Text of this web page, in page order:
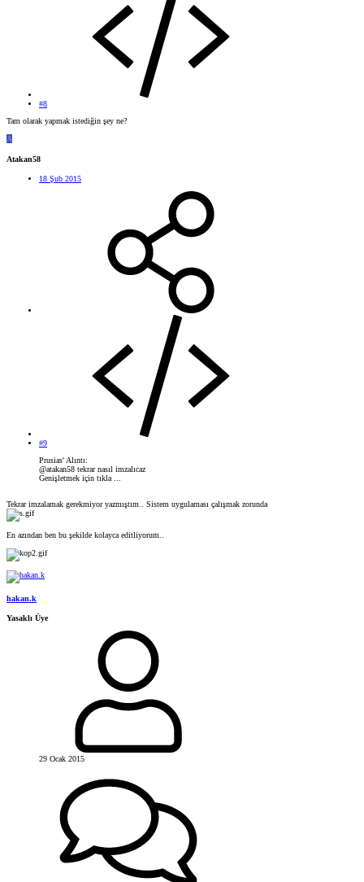
#8
Tam olarak yapmak istediğin şey ne?
A
Atakan58
18 Şub 2015
#9
Prusias' Alıntı:
@atakan58 tekrar nasıl imzalıcaz
Genişletmek için tıkla ...
Tekrar imzalamak gerekmiyor yazmıştım.. Sistem uygulaması çalışmak zorunda
En azından ben bu şekilde kolayca editliyorum..
hakan.k
Yasaklı Üye
29 Ocak 2015